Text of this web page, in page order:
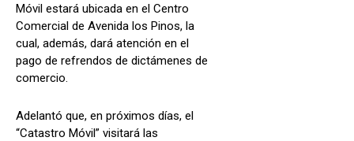
Móvil estará ubicada en el Centro
Comercial de Avenida los Pinos, la
cual, además, dará atención en el
pago de refrendos de dictámenes de
comercio.
Adelantó que, en próximos días, el
“Catastro Móvil” visitará las